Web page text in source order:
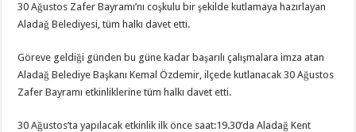
30 Ağustos Zafer Bayramı’nı coşkulu bir şekilde kutlamaya hazırlayan
Aladağ Belediyesi, tüm halkı davet etti.
Göreve geldiği günden bu güne kadar başarılı çalışmalara imza atan
Aladağ Belediye Başkanı Kemal Özdemir, ilçede kutlanacak 30 Ağustos
Zafer Bayramı etkinliklerine tüm halkı davet etti.
30 Ağustos’ta yapılacak etkinlik ilk önce saat:19.30’da Aladağ Kent